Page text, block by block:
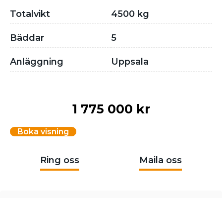
Totalvikt 4500 kg
Bäddar 5
Anläggning Uppsala
1 775 000 kr
Boka visning
Ring oss Maila oss